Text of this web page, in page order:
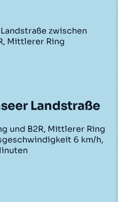
zwischen
Mittlerer Ring
Landstraße
und B2R, Mittlerer Ring
6 km/h,